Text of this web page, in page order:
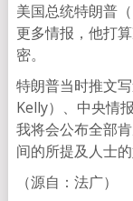
美国总统特朗普
更多情报，他打
密。
特朗普当时推文
Kelly）、中央情
我将会公布全部
间的所提及人士
（源自：法广）